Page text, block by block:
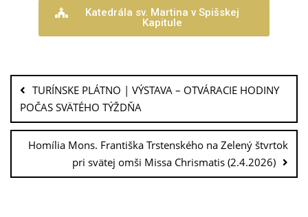
Katedrála sv. Martina v Spišskej
Kapitule
TURÍNSKE PLÁTNO | VÝSTAVA – OTVÁRACIE HODINY
POČAS SVÄTÉHO TÝŽDŇA
Homília Mons. Františka Trstenského na Zelený štvrtok
pri svätej omši Missa Chrismatis (2.4.2026)